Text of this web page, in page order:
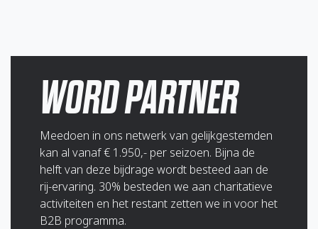
WORD PARTNER
Meedoen in ons netwerk van gelijkgestemden
kan al vanaf € 1.950,- per seizoen. Bijna de
helft van deze bijdrage wordt besteed aan de
rij-ervaring. 30% besteden we aan charitatieve
activiteiten en het restant zetten we in voor het
B2B programma.